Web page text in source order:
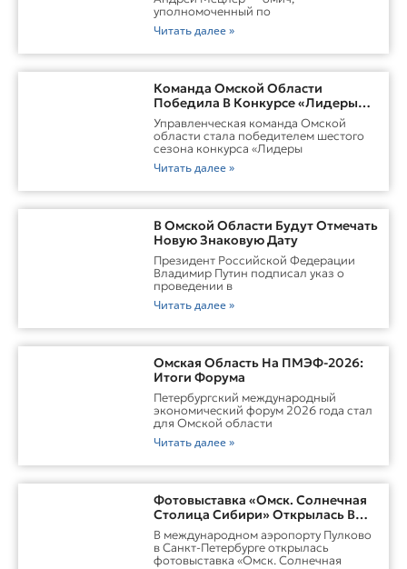
уполномоченный по
Читать далее »
Команда Омской Области
Победила В Конкурсе «Лидеры
России. Команда»
Управленческая команда Омской
области стала победителем шестого
сезона конкурса «Лидеры
Читать далее »
В Омской Области Будут Отмечать
Новую Знаковую Дату
Президент Российской Федерации
Владимир Путин подписал указ о
проведении в
Читать далее »
Омская Область На ПМЭФ-2026:
Итоги Форума
Петербургский международный
экономический форум 2026 года стал
для Омской области
Читать далее »
Фотовыставка «Омск. Солнечная
Столица Сибири» Открылась В
Пулково
В международном аэропорту Пулково
в Санкт-Петербурге открылась
фотовыставка «Омск. Солнечная